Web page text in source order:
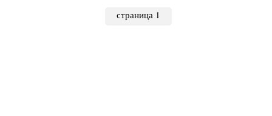
страница 1